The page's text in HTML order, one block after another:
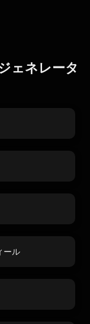
ェネレータ
ール